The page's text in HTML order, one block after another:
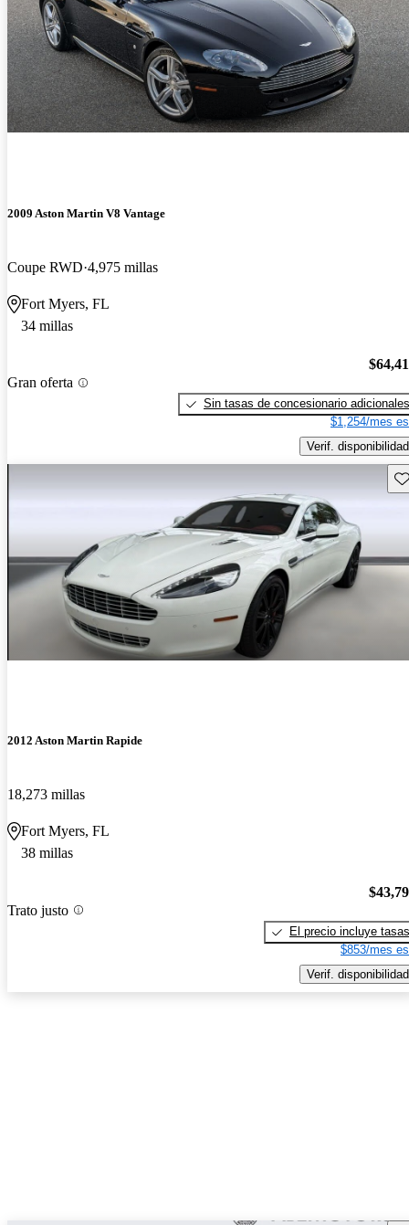
2009 Aston Martin V8 Vantage
Coupe RWD 4,975 millas
Fort Myers, FL
34 millas
Gran oferta
Sin tasas de concesionario adicionales
$1,254/mes
Verif. disponibilidad
2012 Aston Martin Rapide
18,273 millas
Fort Myers, FL
38 millas
Trato justo
El precio incluye tasas
$853/mes
Verif. disponibilidad